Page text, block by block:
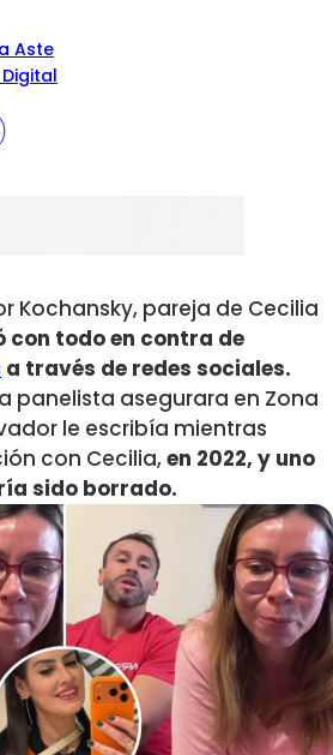
Aste
Kochansky, pareja de Cecilia
con todo en contra de
a través de redes sociales.
panelista asegurara en Zona
le escribía mientras
con Cecilia,en 2022, y uno
sido borrado.